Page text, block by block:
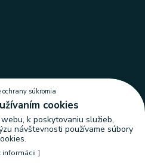
ochrany súkromia
cookies
k poskytovaniu služieb,
návštevnosti používame súbory
informácii ]